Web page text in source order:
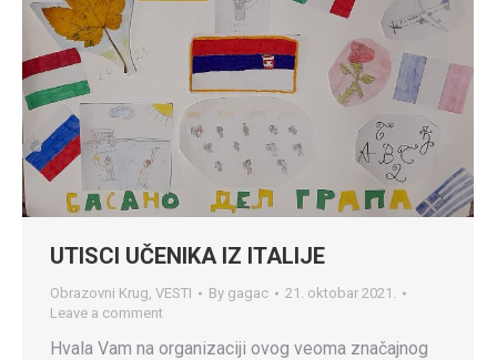
UTISCI UČENIKA IZ ITALIJE
Obrazovni Krug VESTI By gagac
21. oktobar 2021.
Leave a comment
Hvala Vam na organizaciji ovog veoma značajnog